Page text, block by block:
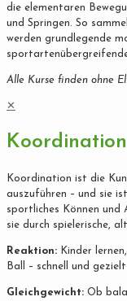
die elementaren
und Springen. So
werden grundlegende
Alle Kurse finden ohne
✕
Koordination
Koordination ist die
auszuführen – und sie
sportliches Können
sie durch spielerische,
Reaktion: Kinder
Ball – schnell und
Gleichgewicht: Ob